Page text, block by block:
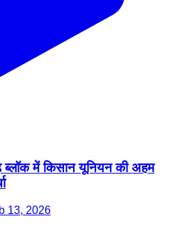
ब्लॉक में किसान यूनियन की अहम
13, 2026